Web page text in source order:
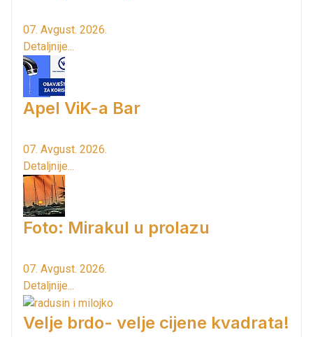
07. Avgust. 2026.
Detaljnije...
Apel ViK-a Bar
07. Avgust. 2026.
Detaljnije...
Foto: Mirakul u prolazu
07. Avgust. 2026.
Detaljnije...
Velje brdo- velje cijene kvadrata!